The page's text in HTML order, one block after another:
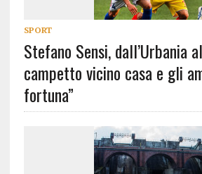
SPORT
Stefano Sensi, dall’Urbania
campetto vicino casa e gli
fortuna”